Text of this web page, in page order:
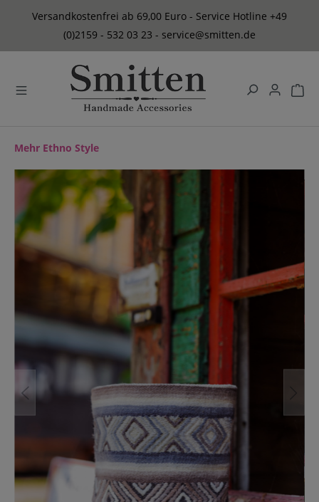
springen
Versandkostenfrei ab 69,00 Euro - Service Hotline +49
(0)2159 - 532 03 23 - service@smitten.de
Mehr Ethno Style
Bildergalerie überspringen